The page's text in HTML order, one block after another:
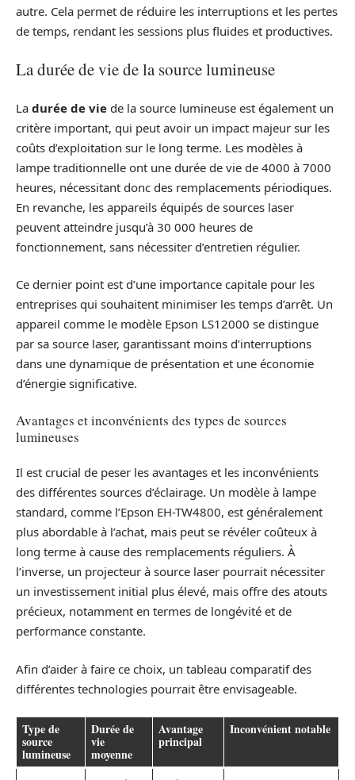
autre. Cela permet de réduire les interruptions et les pertes
de temps, rendant les sessions plus fluides et productives.
La durée de vie de la source lumineuse
La durée de vie de la source lumineuse est également un
critère important, qui peut avoir un impact majeur sur les
coûts d’exploitation sur le long terme. Les modèles à
lampe traditionnelle ont une durée de vie de 4000 à 7000
heures, nécessitant donc des remplacements périodiques.
En revanche, les appareils équipés de sources laser
peuvent atteindre jusqu’à 30 000 heures de
fonctionnement, sans nécessiter d’entretien régulier.
Ce dernier point est d’une importance capitale pour les
entreprises qui souhaitent minimiser les temps d’arrêt. Un
appareil comme le modèle Epson LS12000 se distingue
par sa source laser, garantissant moins d’interruptions
dans une dynamique de présentation et une économie
d’énergie significative.
Avantages et inconvénients des types de sources
lumineuses
Il est crucial de peser les avantages et les inconvénients
des différentes sources d’éclairage. Un modèle à lampe
standard, comme l’Epson EH-TW4800, est généralement
plus abordable à l’achat, mais peut se révéler coûteux à
long terme à cause des remplacements réguliers. À
l’inverse, un projecteur à source laser pourrait nécessiter
un investissement initial plus élevé, mais offre des atouts
précieux, notamment en termes de longévité et de
performance constante.
Afin d’aider à faire ce choix, un tableau comparatif des
différentes technologies pourrait être envisageable.
Type de
source
lumineuse
Durée de
vie
moyenne
Avantage
principal
Inconvénient notable